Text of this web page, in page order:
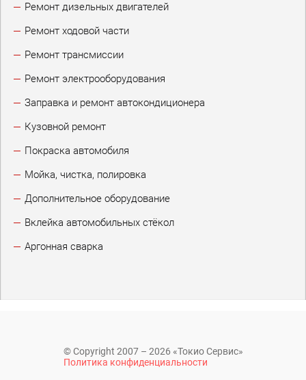
Ремонт дизельных двигателей
Ремонт ходовой части
Ремонт трансмиссии
Ремонт электрооборудования
Заправка и ремонт автокондиционера
Кузовной ремонт
Покраска автомобиля
Мойка, чистка, полировка
Дополнительное оборудование
Вклейка автомобильных стёкол
Аргонная сварка
© Copyright 2007 – 2026 «Токио Сервис»
Политика конфиденциальности